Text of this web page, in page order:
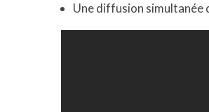
Une diffusion simultanée